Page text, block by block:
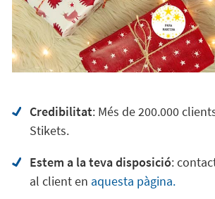
Credibilitat: Més de 200.000
Stikets.
Estem a la teva disposició:
al client en aquesta pàgina.